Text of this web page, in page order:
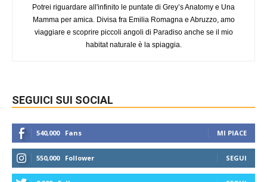
Potrei riguardare all'infinito le puntate di Grey’s Anatomy e Una
Mamma per amica. Divisa fra Emilia Romagna e Abruzzo, amo
viaggiare e scoprire piccoli angoli di Paradiso anche se il mio
habitat naturale è la spiaggia.
SEGUICI SUI SOCIAL
540,000 Fans MI PIACE
550,000 Follower SEGUI